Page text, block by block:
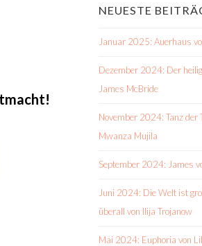
NEUESTE
Januar 2025: Auerhaus
Dezember 2024: Der
James McBride
November 2024: Tanz der
Mwanza Mujila
September 2024: James
Juni 2024: Die Welt ist
überall von Ilija Trojanow
Mai 2024: Euphoria von